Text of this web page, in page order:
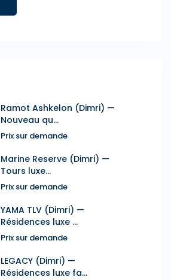
Ramot Ashkelon (Dimri) —
Nouveau qu...
Prix sur demande
Marine Reserve (Dimri) —
Tours luxe...
Prix sur demande
YAMA TLV (Dimri) —
Résidences luxe ...
Prix sur demande
LEGACY (Dimri) —
Résidences luxe fa...